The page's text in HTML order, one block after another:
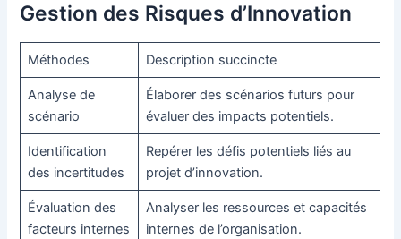
Gestion des Risques d’Innovation
Méthodes Description succincte
Analyse de
scénario
Élaborer des scénarios futurs pour
évaluer des impacts potentiels.
Identification
des incertitudes
Repérer les défis potentiels liés au
projet d’innovation.
Évaluation des
facteurs internes
Analyser les ressources et capacités
internes de l’organisation.